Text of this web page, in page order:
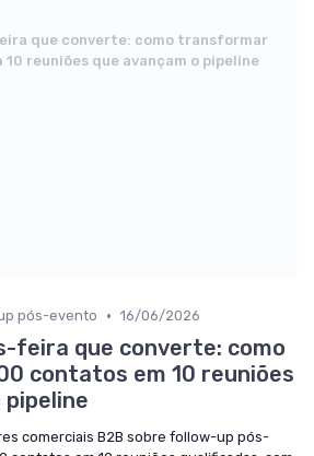
que converte: como transformar
reuniões que avançam o pipeline
pós-evento • 16/06/2026
feira que converte: como
contatos em 10 reuniões
pipeline
comerciais B2B sobre follow-up pós-